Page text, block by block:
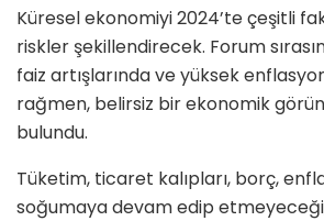
Küresel ekonomiyi 2024’te çeşitli
riskler şekillendirecek. Forum
faiz artışlarında ve yüksek
rağmen, belirsiz bir ekonomik
bulundu.
Tüketim, ticaret kalıpları, borç,
soğumaya devam edip